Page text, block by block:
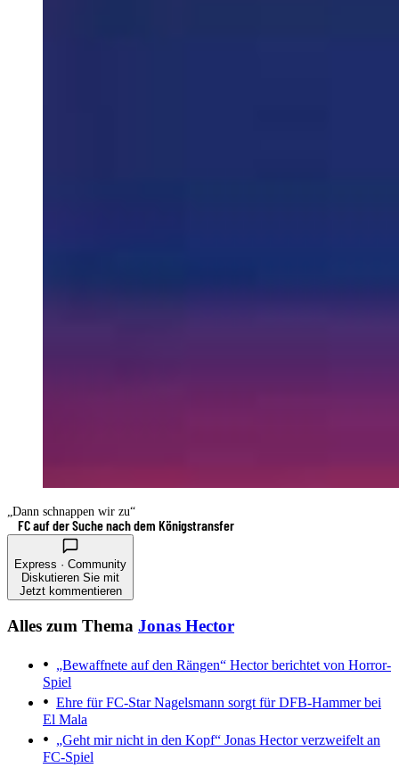
„Dann schnappen wir zu“
FC auf der Suche nach dem Königstransfer
Express · Community
Diskutieren Sie mit
Jetzt kommentieren
Alles zum Thema Jonas Hector
„Bewaffnete auf den Rängen“ Hector berichtet von Horror-
Spiel
Ehre für FC-StarNagelsmann sorgt für DFB-Hammer bei
El Mala
„Geht mir nicht in den Kopf“ Jonas Hector verzweifelt an
FC-Spiel